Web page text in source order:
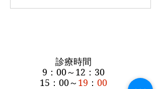
診療時間
9：00～12：30
15：00～ 19 ： 00